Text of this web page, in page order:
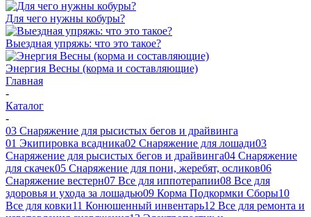
Для чего нужны кобуры?
Выездная упряжь: что это такое?
Энергия Весны (корма и составляющие)
Главная
-
Каталог
-
03 Снаряжение для рысистых бегов и драйвинга
01 Экипировка всадника02 Снаряжение для лошади03
Снаряжение для рысистых бегов и драйвинга04 Снаряжение
для скачек05 Снаряжение для пони, жеребят, осликов06
Снаряжение вестерн07 Все для иппотерапии08 Все для
здоровья и ухода за лошадью09 Корма Подкормки Сборы10
Все для ковки11 Конюшенный инвентарь12 Все для ремонта и